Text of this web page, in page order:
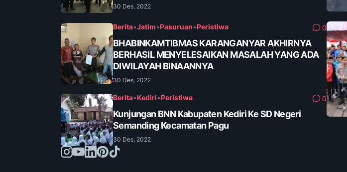
30 Des, 2022
Berita•Jatim•Pasuruan•Peristiwa 0
BHABINKAMTIBMAS KARANGANYAR AKHIRNYA
BERHASIL MENYELESAIKAN MASALAH YANG ADA
DIWILAYAH BINAANNYA
30 Des, 2022
Berita•Kediri•Peristiwa 0
Kunjungan BNN Kabupaten Kediri Ke SD Negeri
Semanding Kecamatan Pagu
30 Des, 2022